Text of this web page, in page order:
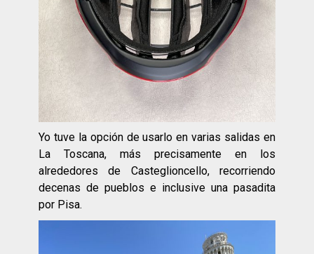
Yo tuve la opción de usarlo en varias salidas en
La Toscana, más precisamente en los
alrededores de Casteglioncello, recorriendo
decenas de pueblos e inclusive una pasadita
por Pisa.